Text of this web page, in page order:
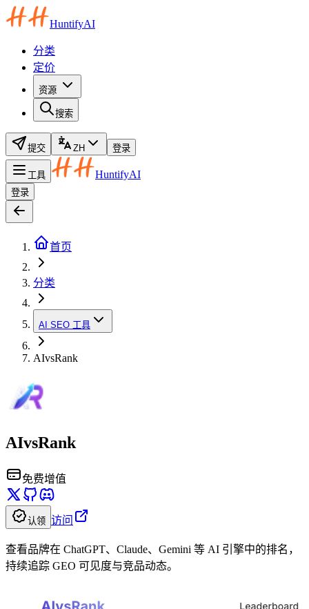
HuntifyAI
分类
定价
资源
搜索
提交 ZH 登录
工具 HuntifyAI
登录
首页
分类
AI SEO 工具
AIvsRank
AIvsRank
免费增值
认领 访问
查看品牌在 ChatGPT、Claude、Gemini 等 AI 引擎中的排名，
持续追踪 GEO 可见度与竞品动态。